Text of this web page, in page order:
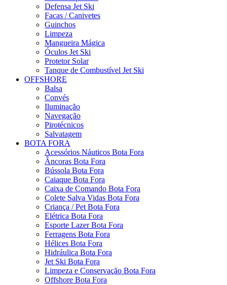
Defensa Jet Ski
Facas / Canivetes
Guinchos
Limpeza
Mangueira Mágica
Óculos Jet Ski
Protetor Solar
Tanque de Combustível Jet Ski
OFFSHORE
Balsa
Convés
Iluminação
Navegação
Pirotécnicos
Salvatagem
BOTA FORA
Acessórios Náuticos Bota Fora
Âncoras Bota Fora
Bússola Bota Fora
Caiaque Bota Fora
Caixa de Comando Bota Fora
Colete Salva Vidas Bota Fora
Criança / Pet Bota Fora
Elétrica Bota Fora
Esporte Lazer Bota Fora
Ferragens Bota Fora
Hélices Bota Fora
Hidráulica Bota Fora
Jet Ski Bota Fora
Limpeza e Conservação Bota Fora
Offshore Bota Fora